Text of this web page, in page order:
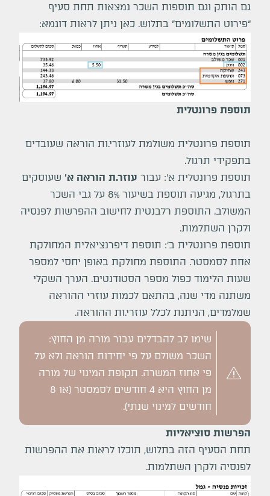
גם הותק וגם תוספות השכר נמצאות תחת סעיף
“פירוט התשלומים” בתלוש. כאן ניתן לראות דוגמא:
תוספת פרונטלית
תוספת פרונטלית משולמת לעוזרי.ות הוראה שעובדים
בתפקידי תרגול.
תוספת פרונטלית א': עבור עוזר.ת הוראה א' שעוסקים
בתרגול, מגיעה תוספת בשיעור 8% על גבי השכר
המשולב. התוספת רלבנטית לחישוב ההפרשות לפנסיה
ולקרן השתלמות.
תוספת פרונטלית ב': תוספת דיפרנציאלית המחולקת
אחת לסמסטר. התוספת מחולקת באופן יחסי למספר
שעות הלימוד כפול מספר הסטודנטים. הערך השקלי
משתנה מדי שנה, בהתאם לכמות עוזרי ההוראה
שמלמדים, הניתנת לכלל עוזרי.ות ההוראה.
שימו לב להבדלים עבור מורה מן החוץ:
השכר משולם על פי יחידות הוראה ולא על
פי אחוז המשרה. תקופת המינוי של מורה
מן החוץ היא 4 חודשים לסמסטר (או 8
חודשים למינוי שנתי).
הפרשות סוציאליות
תחת הסעיף הזה בתלוש, תוכלו לראות את ההפרשות
לפנסיה ולקרן השתלמות.